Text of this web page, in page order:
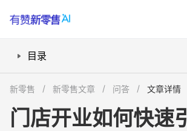
目录
社群营销与积分抽奖，如何让客流持续自
新零售 新零售文章 问答 文章详情
门店开业如何快速